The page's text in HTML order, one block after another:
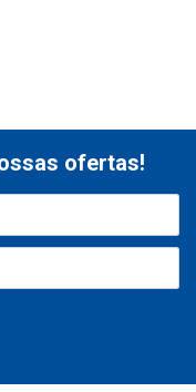
ofertas!